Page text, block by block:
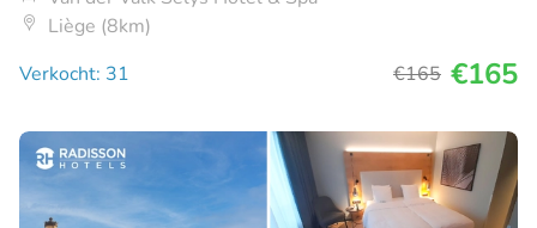
Liège (8km)
Verkocht: 31
€165 €165